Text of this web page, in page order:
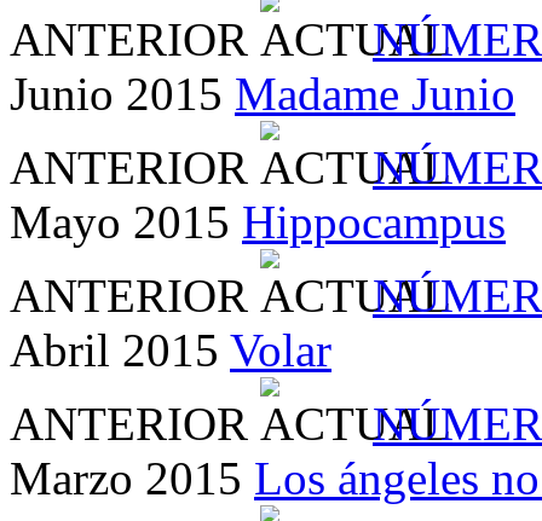
ANTERIOR
Junio 2015 Madame Junio
ANTERIOR
Mayo 2015 Hippocampus
ANTERIOR
Abril 2015 Volar
ANTERIOR
Marzo 2015 Los ángeles